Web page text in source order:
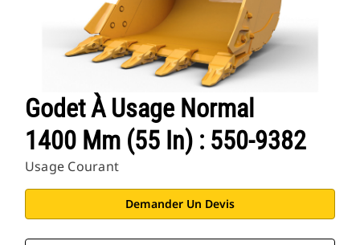
Godet À Usage Normal
1400 Mm (55 In) : 550-9382
Usage Courant
Demander Un Devis